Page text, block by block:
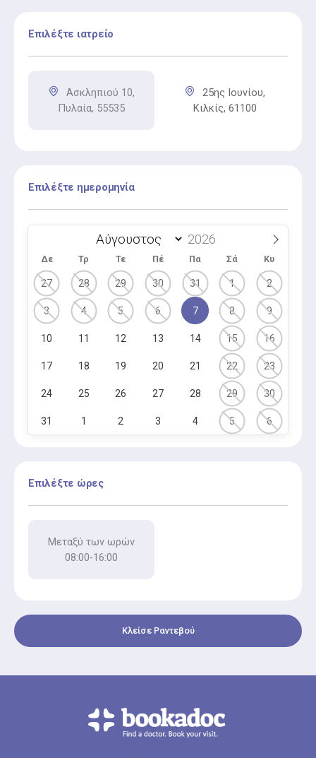
Επιλέξτε ιατρείο
Ασκληπιού 10,
Πυλαία, 55535
25ης Ιουνίου,
Κιλκίς, 61100
Επιλέξτε ημερομηνία
Δε Τρ Τε Πέ Πα Σά Κυ
27 28 29 30 31 1 2
3 4 5 6 7 8 9
10 11 12 13 14 15 16
17 18 19 20 21 22 23
24 25 26 27 28 29 30
31 1 2 3 4 5 6
Επιλέξτε ώρες
Μεταξύ των ωρών
08:00-16:00
Κλείσε Ραντεβού